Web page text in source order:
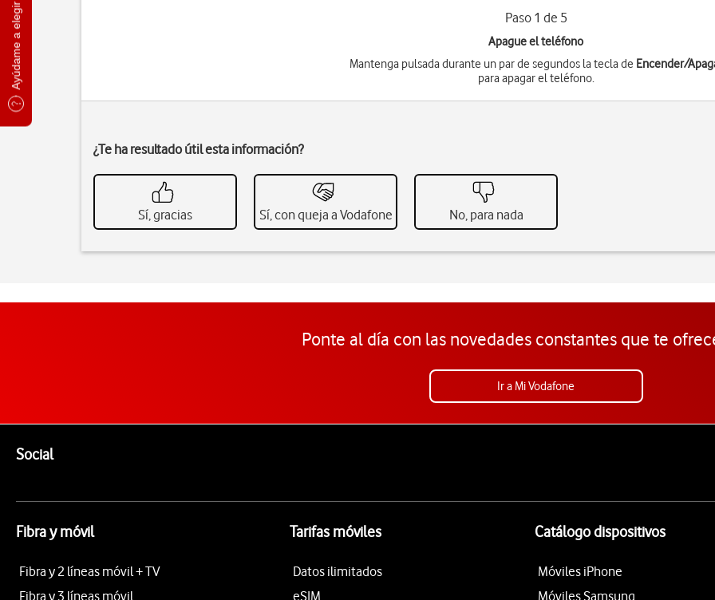
Ayúdame a elegir Paso 1 de 5
Apague el teléfono
Mantenga pulsada durante un par de segundos la tecla de Encender/
para apagar el teléfono.
¿Te ha resultado útil esta información?
Sí, gracias Sí, con queja a Vodafone No, para nada
Ponte al día con las novedades constantes que te
Ir a Mi Vodafone
SocialEnlaces a las redes sociales de Vodafone
Fibra y móvil
Fibra y 2 líneas móvil + TV
Fibra y 3 líneas móvil
Tarifas móviles
Datos ilimitados
eSIM
Catálogo dispositivos
Móviles iPhone
Móviles Samsung